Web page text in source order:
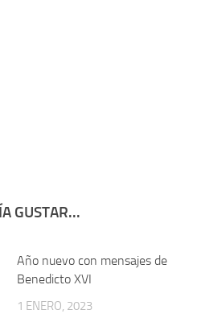
GUSTAR...
Año nuevo con mensajes de
Benedicto XVI
1 ENERO, 2023